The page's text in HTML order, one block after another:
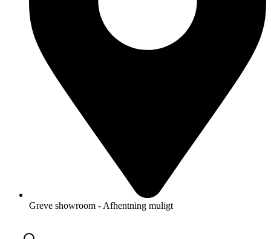
Greve showroom - Afhentning muligt